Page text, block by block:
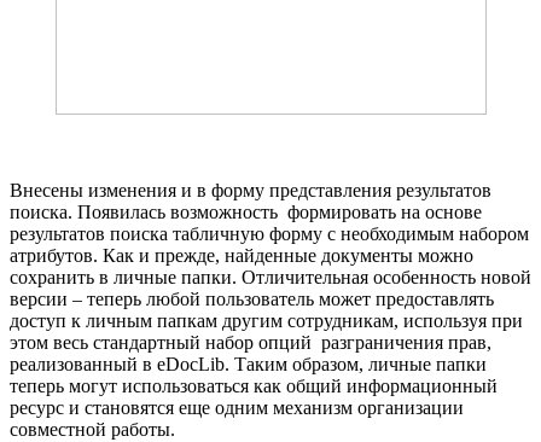
Внесены изменения и в форму представления результатов
поиска. Появилась возможность формировать на основе
результатов поиска табличную форму с необходимым набором
атрибутов. Как и прежде, найденные документы можно
сохранить в личные папки. Отличительная особенность новой
версии – теперь любой пользователь может предоставлять
доступ к личным папкам другим сотрудникам, используя при
этом весь стандартный набор опций разграничения прав,
реализованный в eDocLib. Таким образом, личные папки
теперь могут использоваться как общий информационный
ресурс и становятся еще одним механизм организации
совместной работы.